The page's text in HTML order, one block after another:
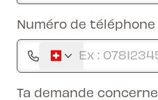
Numéro de téléphone
Ta demande concerne